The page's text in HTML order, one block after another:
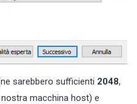
sarebbero sufficienti 2048,
macchina host) e